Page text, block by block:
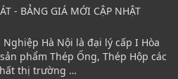
Hà Nội là đại lý cấp I Hòa
phẩm Thép Ống, Thép Hộp các
thị trường …